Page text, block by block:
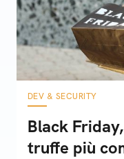
DEV & SECURITY
Black
truffe più